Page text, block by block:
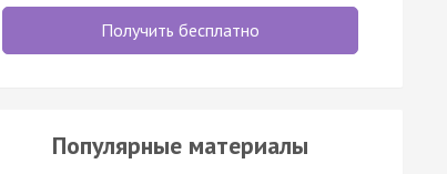
Получить бесплатно
Популярные материалы